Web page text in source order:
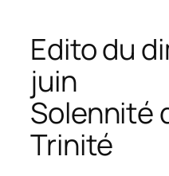
Edito du
juin
Solennité
Trinité